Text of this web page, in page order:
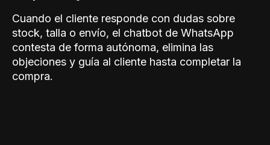
Cuando el cliente responde con dudas sobre
stock, talla o envío, el chatbot de WhatsApp
contesta de forma autónoma, elimina las
objeciones y guía al cliente hasta completar la
compra.